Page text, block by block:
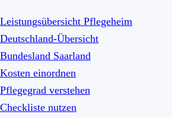
Leistungsübersicht Pflegeheim
Deutschland-Übersicht
Bundesland Saarland
Kosten einordnen
Pflegegrad verstehen
Checkliste nutzen